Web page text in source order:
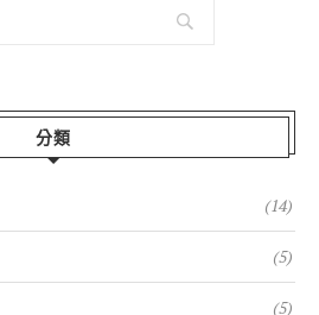
分類
(14)
(5)
(5)